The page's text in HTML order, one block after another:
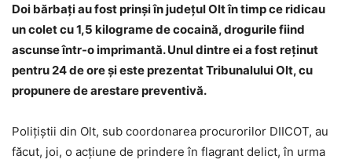
Doi bărbaţi au fost prinşi în judeţul Olt în timp ce ridicau
un colet cu 1,5 kilograme de cocaină, drogurile fiind
ascunse într-o imprimantă. Unul dintre ei a fost reţinut
pentru 24 de ore şi este prezentat Tribunalului Olt, cu
propunere de arestare preventivă.
Poliţiştii din Olt, sub coordonarea procurorilor DIICOT, au
făcut, joi, o acţiune de prindere în flagrant delict, în urma